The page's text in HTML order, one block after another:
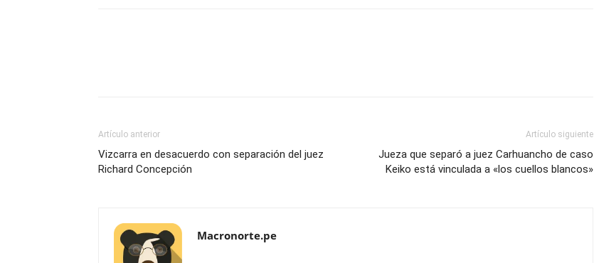
Artículo anterior
Vizcarra en desacuerdo con separación del juez
Richard Concepción
Artículo siguiente
Jueza que separó a juez Carhuancho de caso
Keiko está vinculada a «los cuellos blancos»
Macronorte.pe